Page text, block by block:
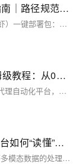
Windows10用户部署OpenClaw的终极指南｜路径规范+权限配置+故障排查
专为Windows 10 64位深度优化的OpenClaw（小龙虾）一键部署包：免命令行、免环境配置，解压即装；内置全部依赖与28万Tokens，全程可视化操作；独家解决SmartScreen拦截、权限限制等Win10特有问题，新手也能一次成功“养虾”！
阿里云轻量/ECS部署OpenClaw新手保姆级教程：从0到1搭建专属AI助理全流程
OpenClaw（原Moltbot/Clawdbot）是一款开源的AI代理自动化平台，能通过自然语言调用浏览器、文件系统、远程服务器等工具，完成文档整理、数据采集、任务调度等自动化工作，是个人与团队提升效率的得力助手。2026年，阿里云提供轻量应用服务器、ECS云服务器两种主流部署方案，搭配官方预装镜像，彻底解决新手环境配置复杂、依赖冲突等难题，零基础用户也能快速搭建7×24小时稳定运行的OpenClaw服务。
从单模态到多模态：一文看懂智能问数平台如何“读懂”你的表格、文本和图
截至2026年5月，智能问数平台对表格、文本、图等多模态数据的处理已形成四类技术路线：预制SQL、Text2SQL+宽表、预制指标平台及本体语义层。后者在跨模态融合、泛化能力与准确率（闭卷95%+、开卷100%）上优势显著，但需前期语义治理投入；前三者适用固定场景，维护成本随业务扩张呈指数增长。选型关键不在技术优劣，而在匹配组织的数据复杂度、业务变化频率与治理能力。